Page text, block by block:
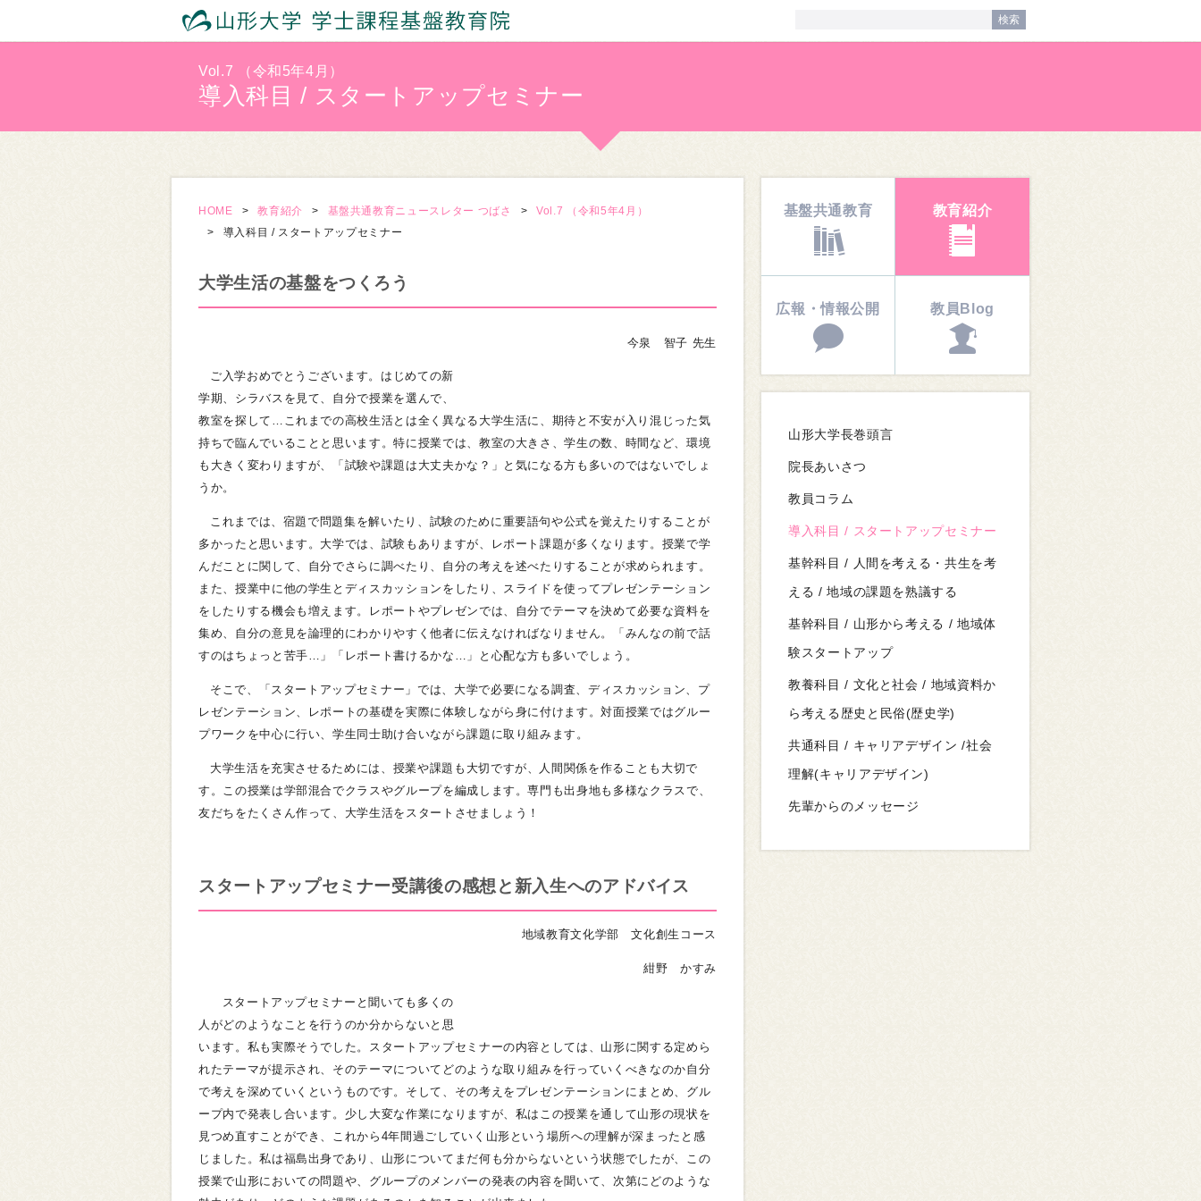
Vol.7 （令和5年4月）
導入科目 / スタートアップセミナー
HOME 教育紹介 基盤共通教育ニュースレター つばさ
Vol.7 （令和5年4月）
導入科目 / スタートアップセミナー
大学生活の基盤をつくろう
今泉 智子 先生
ご入学おめでとうございます。はじめての新
学期、シラバスを見て、自分で授業を選んで、
教室を探して…これまでの高校生活とは全く異なる大学生活に、期待と不安が入り混じった気
持ちで臨んでいることと思います。特に授業では、教室の大きさ、学生の数、時間など、環境
も大きく変わりますが、「試験や課題は大丈夫かな？」と気になる方も多いのではないでしょ
うか。
これまでは、宿題で問題集を解いたり、試験のために重要語句や公式を覚えたりすることが
多かったと思います。大学では、試験もありますが、レポート課題が多くなります。授業で学
んだことに関して、自分でさらに調べたり、自分の考えを述べたりすることが求められます。
また、授業中に他の学生とディスカッションをしたり、スライドを使ってプレゼンテーション
をしたりする機会も増えます。レポートやプレゼンでは、自分でテーマを決めて必要な資料を
集め、自分の意見を論理的にわかりやすく他者に伝えなければなりません。「みんなの前で話
すのはちょっと苦手…」「レポート書けるかな…」と心配な方も多いでしょう。
そこで、「スタートアップセミナー」では、大学で必要になる調査、ディスカッション、プ
レゼンテーション、レポートの基礎を実際に体験しながら身に付けます。対面授業ではグルー
プワークを中心に行い、学生同士助け合いながら課題に取り組みます。
大学生活を充実させるためには、授業や課題も大切ですが、人間関係を作ることも大切で
す。この授業は学部混合でクラスやグループを編成します。専門も出身地も多様なクラスで、
友だちをたくさん作って、大学生活をスタートさせましょう！
スタートアップセミナー受講後の感想と新入生へのアドバイス
地域教育文化学部 文化創生コース
紺野 かすみ
スタートアップセミナーと聞いても多くの
人がどのようなことを行うのか分からないと思
います。私も実際そうでした。スタートアップセミナーの内容としては、山形に関する定めら
れたテーマが提示され、そのテーマについてどのような取り組みを行っていくべきなのか自分
で考えを深めていくというものです。そして、その考えをプレゼンテーションにまとめ、グル
ープ内で発表し合います。少し大変な作業になりますが、私はこの授業を通して山形の現状を
見つめ直すことができ、これから4年間過ごしていく山形という場所への理解が深まったと感
じました。私は福島出身であり、山形についてまだ何も分からないという状態でしたが、この
授業で山形においての問題や、グループのメンバーの発表の内容を聞いて、次第にどのような
基盤共通教育 教育紹介
広報・情報公開 教員Blog
山形大学長巻頭言
院長あいさつ
教員コラム
導入科目 / スタートアップセミナー
基幹科目 / 人間を考える・共生を考
える / 地域の課題を熟議する
基幹科目 / 山形から考える / 地域体
験スタートアップ
教養科目 / 文化と社会 / 地域資料か
ら考える歴史と民俗(歴史学)
共通科目 / キャリアデザイン /社会
理解(キャリアデザイン)
先輩からのメッセージ